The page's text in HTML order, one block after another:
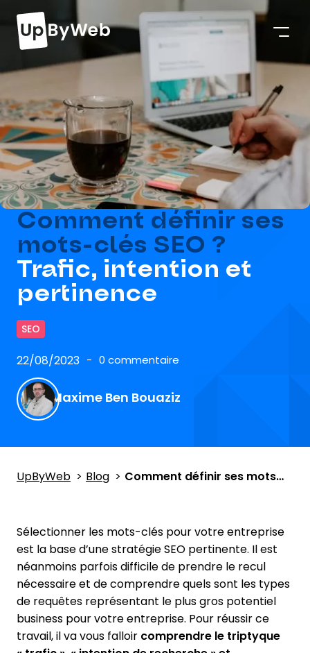
Comment définir ses
mots-clés SEO ?
Trafic, intention et
pertinence
SEO
22/08/2023 0 commentaire
Maxime Ben Bouaziz
UpByWeb Blog Comment définir ses mots-clés SEO ? Trafic, intention et pertinence
Sélectionner les mots-clés pour votre entreprise
est la base d’une stratégie SEO pertinente. Il est
néanmoins parfois difficile de prendre le recul
nécessaire et de comprendre quels sont les types
de requêtes représentant le plus gros potentiel
business pour votre entreprise. Pour réussir ce
travail, il va vous falloir comprendre le triptyque